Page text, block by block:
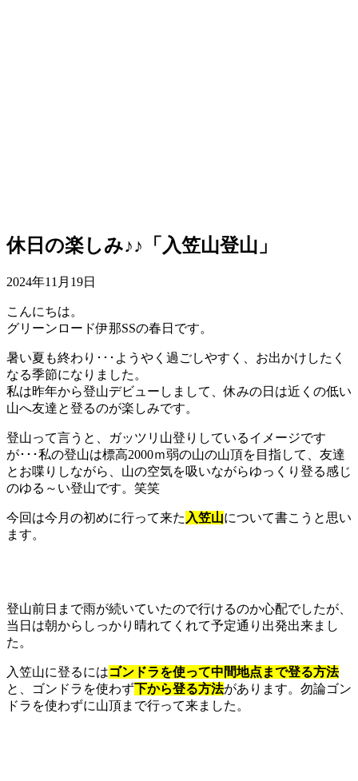
休日の楽しみ♪♪「入笠山登山」
2024年11月19日
こんにちは。
グリーンロード伊那SSの春日です。
暑い夏も終わり･･･ようやく過ごしやすく、お出かけしたく
なる季節になりました。
私は昨年から登山デビューしまして、休みの日は近くの低い
山へ友達と登るのが楽しみです。
登山って言うと、ガッツリ山登りしているイメージです
が･･･私の登山は標高2000ｍ弱の山の山頂を目指して、友達
とお喋りしながら、山の空気を吸いながらゆっくり登る感じ
のゆる～い登山です。笑笑
今回は今月の初めに行って来た 入笠山について書こうと思い
ます。
登山前日まで雨が続いていたので行けるのか心配でしたが、
当日は朝からしっかり晴れてくれて予定通り出発出来まし
た。
入笠山に登るにはゴンドラを使って中間地点まで登る方法
と、ゴンドラを使わず下から登る方法があります。勿論ゴン
ドラを使わずに山頂まで行って来ました。